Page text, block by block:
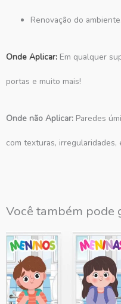
Renovação do ambiente.
Onde Aplicar: Em qualquer
portas e muito mais!
Onde não Aplicar: Paredes
com texturas,
Você também pode